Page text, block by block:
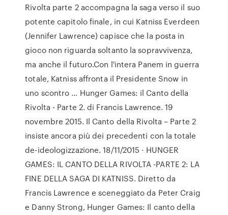
Rivolta parte 2 accompagna la saga verso il suo
potente capitolo finale, in cui Katniss Everdeen
(Jennifer Lawrence) capisce che la posta in
gioco non riguarda soltanto la sopravvivenza,
ma anche il futuro.Con l'intera Panem in guerra
totale, Katniss affronta il Presidente Snow in
uno scontro … Hunger Games: il Canto della
Rivolta - Parte 2. di Francis Lawrence. 19
novembre 2015. Il Canto della Rivolta – Parte 2
insiste ancora più dei precedenti con la totale
de-ideologizzazione. 18/11/2015 · HUNGER
GAMES: IL CANTO DELLA RIVOLTA -PARTE 2: LA
FINE DELLA SAGA DI KATNISS. Diretto da
Francis Lawrence e sceneggiato da Peter Craig
e Danny Strong, Hunger Games: Il canto della